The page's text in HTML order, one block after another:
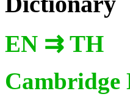
EN ⇉ TH
Cambridge